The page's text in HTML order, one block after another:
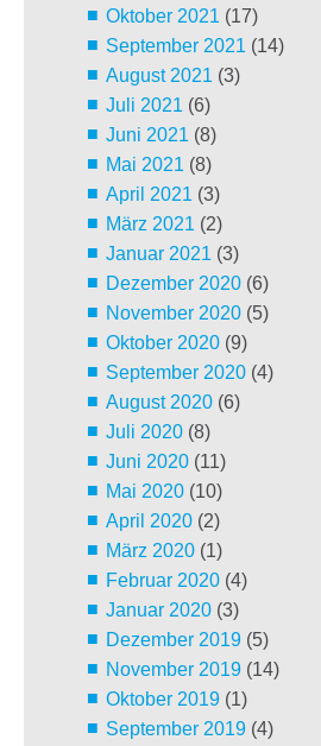
Oktober 2021 (17)
September 2021 (14)
August 2021 (3)
Juli 2021 (6)
Juni 2021 (8)
Mai 2021 (8)
April 2021 (3)
März 2021 (2)
Januar 2021 (3)
Dezember 2020(6)
November 2020(5)
Oktober 2020(9)
September 2020(4)
August 2020(6)
Juli 2020(8)
Juni 2020(11)
Mai 2020(10)
April 2020(2)
März 2020(1)
Februar 2020(4)
Januar 2020(3)
Dezember 2019(5)
November 2019(14)
Oktober 2019(1)
September 2019(4)